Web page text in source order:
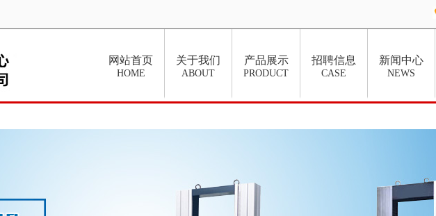
网站首页
HOME
关于我们
ABOUT
产品展示
PRODUCT
招聘信息
CASE
新闻中心
NEWS